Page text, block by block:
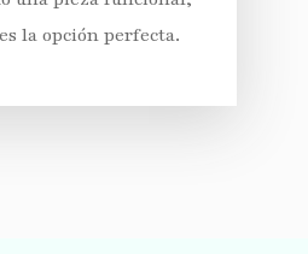
es la opción perfecta.